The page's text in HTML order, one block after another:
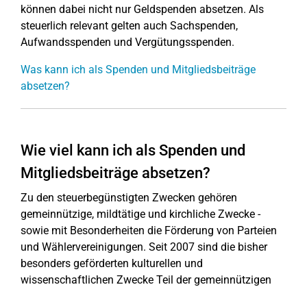
können dabei nicht nur Geldspenden absetzen. Als
steuerlich relevant gelten auch Sachspenden,
Aufwandsspenden und Vergütungsspenden.
Was kann ich als Spenden und Mitgliedsbeiträge
absetzen?
Wie viel kann ich als Spenden und
Mitgliedsbeiträge absetzen?
Zu den steuerbegünstigten Zwecken gehören
gemeinnützige, mildtätige und kirchliche Zwecke -
sowie mit Besonderheiten die Förderung von Parteien
und Wählervereinigungen. Seit 2007 sind die bisher
besonders geförderten kulturellen und
wissenschaftlichen Zwecke Teil der gemeinnützigen